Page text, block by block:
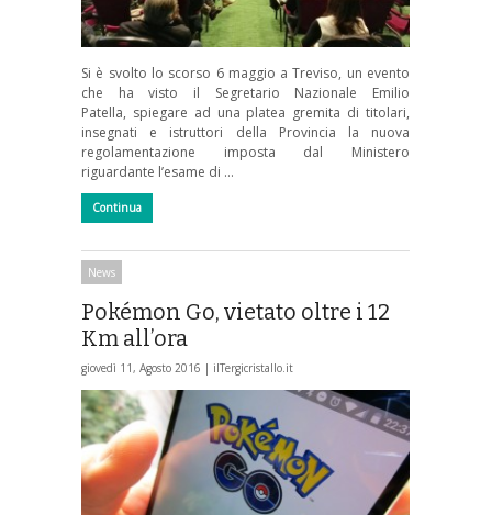
Si è svolto lo scorso 6 maggio a Treviso, un evento
che ha visto il Segretario Nazionale Emilio
Patella, spiegare ad una platea gremita di titolari,
insegnati e istruttori della Provincia la nuova
regolamentazione imposta dal Ministero
riguardante l’esame di …
Continua
News
Pokémon Go, vietato oltre i 12
Km all’ora
giovedì 11, Agosto 2016 | ilTergicristallo.it